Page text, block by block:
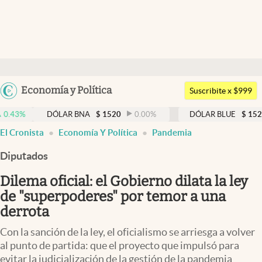
Argentina
Uruguay
Economía y Política
Members
Economía y Política
Finanzas y Mercados
Mercados Online
Negocios
Columnistas
Apertura
Suscribite x $999
DÓLAR BNA $ 1520 0.00% DÓLAR BLUE $ 1525 -0.33
El Cronista Economía Y Política Pandemia
Diputados
Dilema oficial: el Gobierno dilata la ley
de "superpoderes" por temor a una
derrota
Con la sanción de la ley, el oficialismo se arriesga a volver
al punto de partida: que el proyecto que impulsó para
evitar la judicialización de la gestión de la pandemia